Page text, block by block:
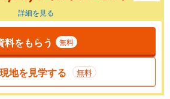
詳細を見る
料をもらう 無料
地を見学する 無料